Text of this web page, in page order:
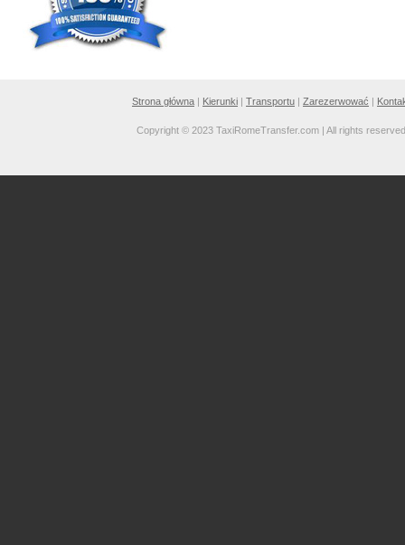
Strona główna | Kierunki | Transportu | Zarezerwować |
Copyright © 2023 TaxiRomeTransfer.com | All rights reserved